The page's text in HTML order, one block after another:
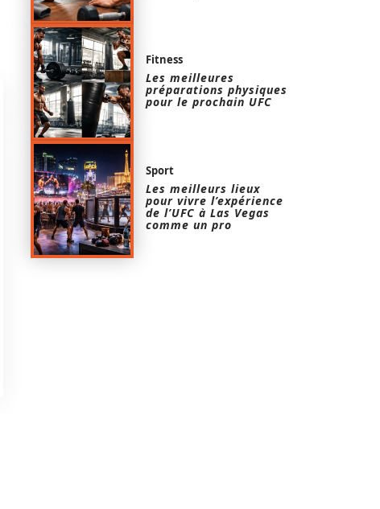
Fitness
Les meilleures
préparations physiques
pour le prochain UFC
Sport
Les meilleurs lieux
pour vivre l’expérience
de l’UFC à Las Vegas
comme un pro